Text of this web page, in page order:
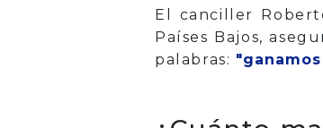
El canciller
Países Bajos,
palabras: